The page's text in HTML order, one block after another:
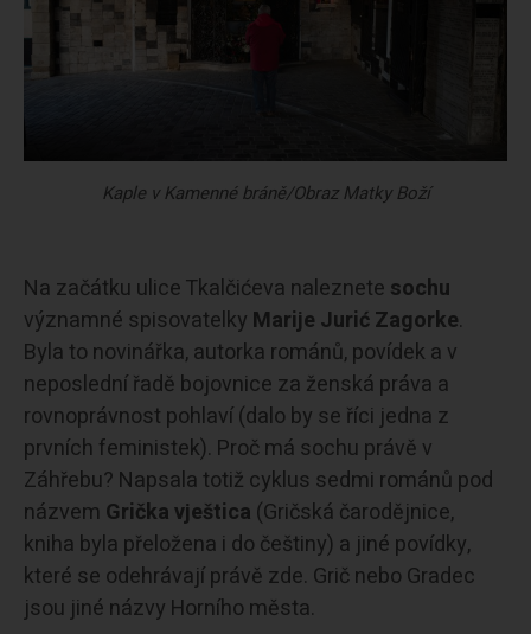
Kaple v Kamenné bráně/Obraz Matky Boží
Na začátku ulice Tkalčićeva naleznete sochu
významné spisovatelky Marije Jurić Zagorke.
Byla to novinářka, autorka románů, povídek a v
neposlední řadě bojovnice za ženská práva a
rovnoprávnost pohlaví (dalo by se říci jedna z
prvních feministek). Proč má sochu právě v
Záhřebu? Napsala totiž cyklus sedmi románů pod
názvem Grička vještica (Gričská čarodějnice,
kniha byla přeložena i do češtiny) a jiné povídky,
které se odehrávají právě zde. Grič nebo Gradec
jsou jiné názvy Horního města.